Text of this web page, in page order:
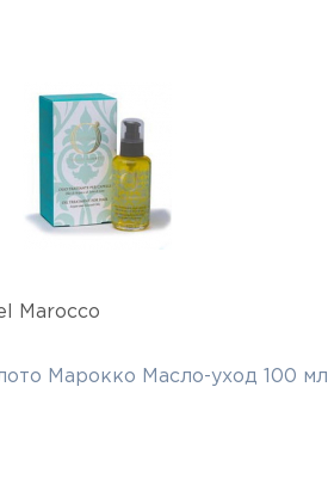
Marocco
Марокко Масло-уход 100 мл